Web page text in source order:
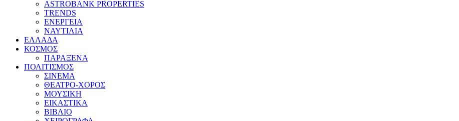
ASTROBANK PROPERTIES
TRENDS
ΕΝΕΡΓΕΙΑ
ΝΑΥΤΙΛΙΑ
ΕΛΛΑΔΑ
ΚΟΣΜΟΣ
ΠΑΡΑΞΕΝΑ
ΠΟΛΙΤΙΣΜΟΣ
ΣΙΝΕΜΑ
ΘΕΑΤΡΟ-ΧΟΡΟΣ
ΜΟΥΣΙΚΗ
ΕΙΚΑΣΤΙΚΑ
ΒΙΒΛΙΟ